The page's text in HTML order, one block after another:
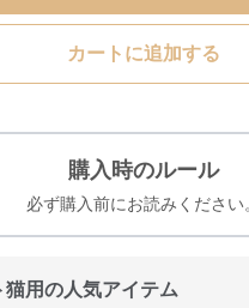
カートに追加する
購入時のルール
必ず購入前にお読みください
猫用の人気アイテム